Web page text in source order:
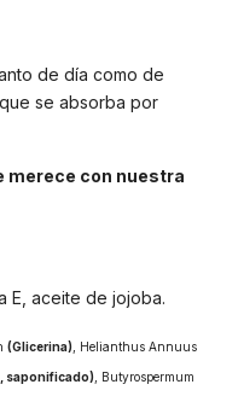
de día como de
se absorba por
merece con nuestra
E, aceite de jojoba.
(Glicerina), Helianthus Annuus
saponificado), Butyrospermum